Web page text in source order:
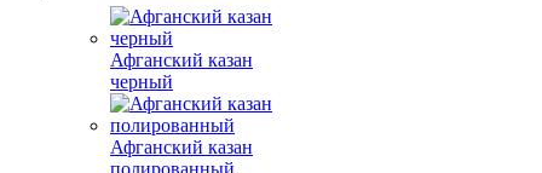
Афганский казан
черный
Афганский казан
полированный